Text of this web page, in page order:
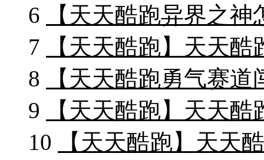
6
【天天酷跑异界之
7
【天天酷跑】天天
8
【天天酷跑勇气赛
9
【天天酷跑】天天
10
【天天酷跑】天天